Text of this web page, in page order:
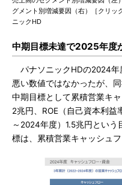
グメント別増減要因（右）［クリッ
ニックHD
中期目標未達で2025年度
パナソニックHDの2024年
悪い数値ではなかったが、
中期目標として累積営業キ
2兆円、ROE（自己資本利
～2024年度）1.5兆円とい
標は、累積営業キャッシュ